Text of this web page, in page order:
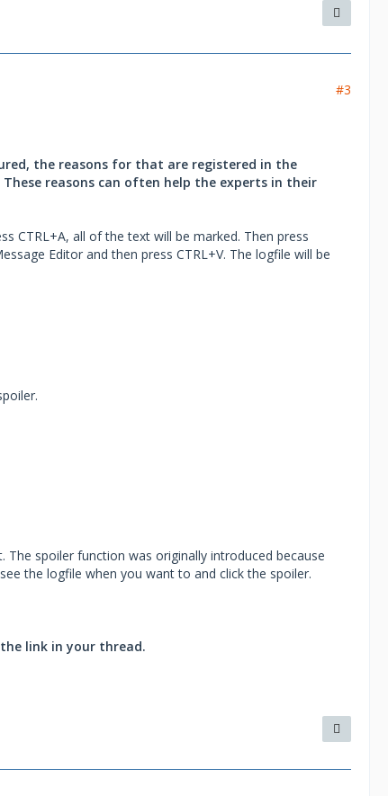
#3
the reasons for that are registered in the
reasons can often help the experts in their
CTRL+A, all of the text will be marked. Then press
Editor and then press CTRL+V. The logfile will be
spoiler function was originally introduced because
the logfile when you want to and click the spoiler.
link in your thread.